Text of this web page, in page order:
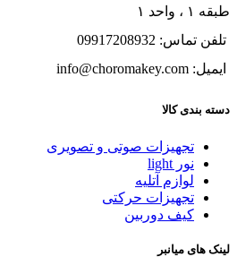
طبقه ۱ ، واحد ۱
تلفن تماس: 09917208932
ایمیل: info@choromakey.com
دسته بندی کالا
تجهیزات صوتی و تصویری
نور light
لوازم آتلیه
تجهیزات حرکتی
کیف دوربین
لینک های میانبر